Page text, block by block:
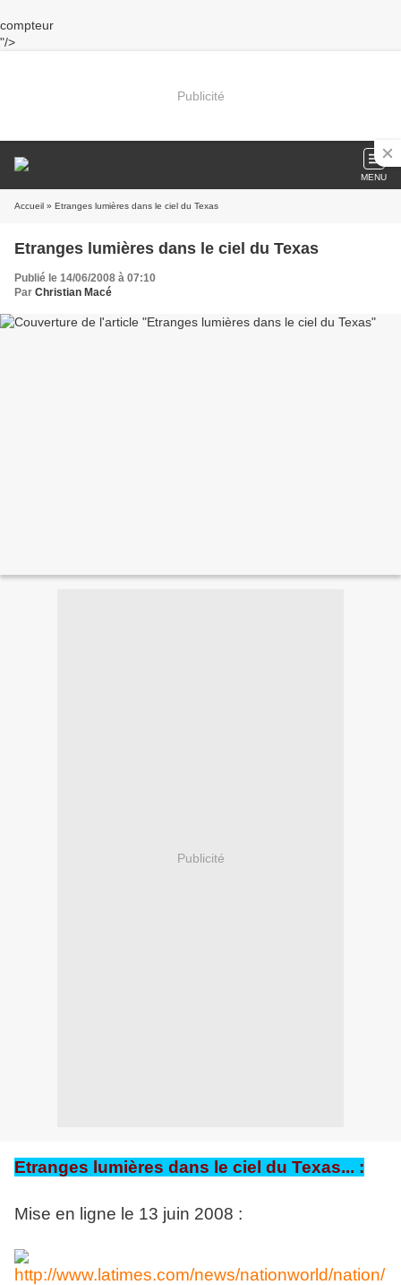
compteur
"/>
Publicité
MENU
Accueil » Etranges lumières dans le ciel du Texas
Etranges lumières dans le ciel du Texas
Publié le 14/06/2008 à 07:10
Par Christian Macé
Publicité
Etranges lumières dans le ciel du Texas... :
Mise en ligne le 13 juin 2008 :
http://www.latimes.com/news/nationworld/nation/